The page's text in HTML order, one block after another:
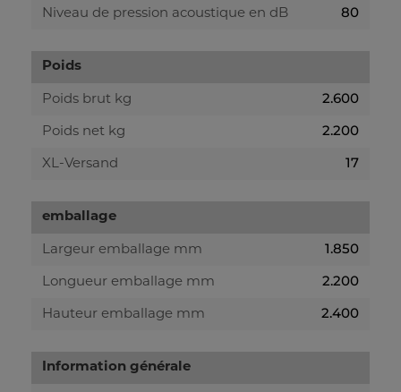
Niveau de pression acoustique en dB 80
Poids
Poids brut kg 2.600
Poids net kg 2.200
XL-Versand 17
emballage
Largeur emballage mm 1.850
Longueur emballage mm 2.200
Hauteur emballage mm 2.400
Information générale